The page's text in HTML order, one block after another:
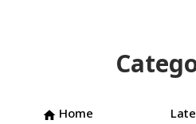
home Home